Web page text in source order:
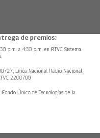
de premios:
p.m. a 4:30 p.m. en RTVC Sistema
Línea Nacional Radio Nacional
2200700
Único de Tecnologías de la